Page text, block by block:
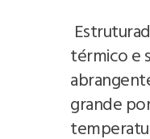
térmico e
grande